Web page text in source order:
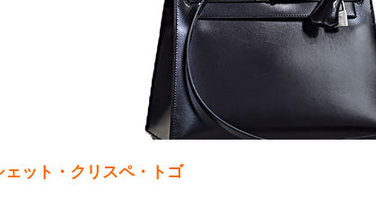
ェット・クリスペ・トゴ